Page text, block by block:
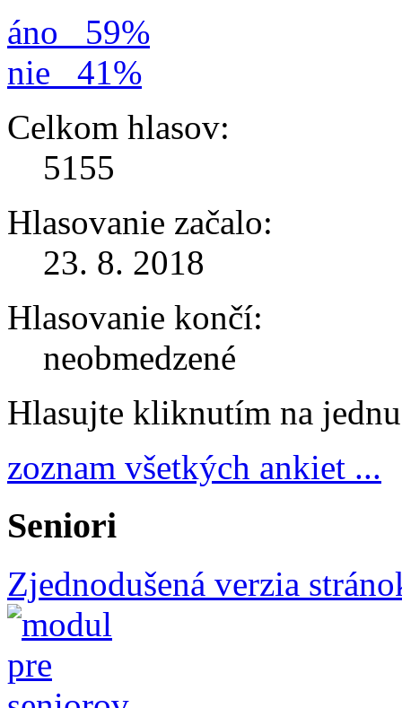
áno
59%
nie
41%
Celkom hlasov:
5155
Hlasovanie začalo:
23. 8. 2018
Hlasovanie končí:
neobmedzené
Hlasujte kliknutím na
zoznam všetkých ankiet ...
Seniori
Zjednodušená verzia